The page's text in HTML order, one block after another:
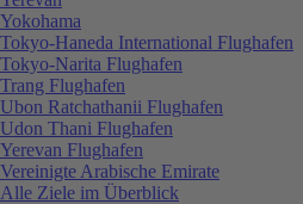
Yokohama
Tokyo-Haneda International Flughafen
Tokyo-Narita Flughafen
Trang Flughafen
Ubon Ratchathanii Flughafen
Udon Thani Flughafen
Yerevan Flughafen
Vereinigte Arabische Emirate
Alle Ziele im Überblick